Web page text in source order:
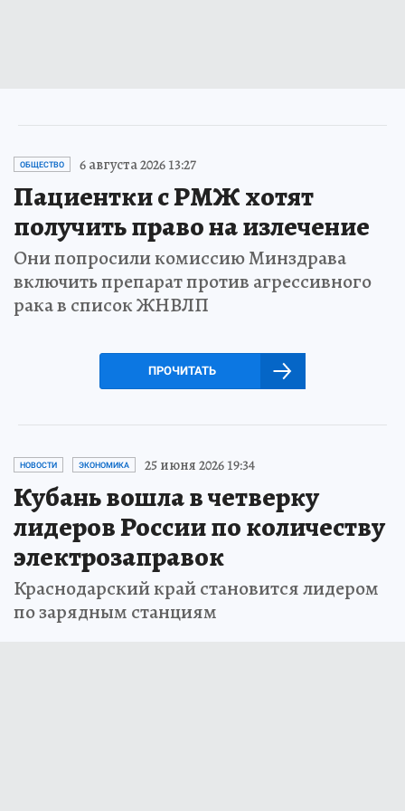
ОБЩЕСТВО 6 августа 2026 13:27
Пациентки с РМЖ хотят
получить право на излечение
Они попросили комиссию Минздрава
включить препарат против агрессивного
рака в список ЖНВЛП
ПРОЧИТАТЬ
НОВОСТИ ЭКОНОМИКА 25 июня 2026 19:34
Кубань вошла в четверку
лидеров России по количеству
электрозаправок
Краснодарский край становится лидером
по зарядным станциям